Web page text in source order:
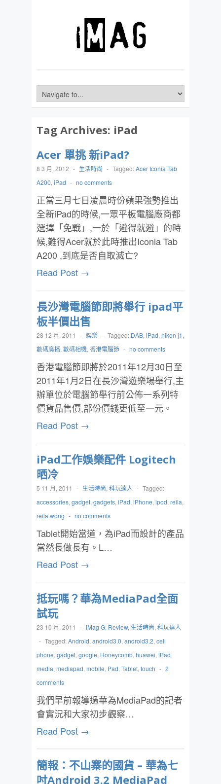
Tag Archives: iPad
Acer 單挑 新iPad?
8 3 月, 2012 - 生活時尚 - Tagged:Acer Iconia Tab
A200, iPad - no comments
正當三月七日凌晨時份蘋果強勢推出
全新iPad的時候,一眾平板電腦廠商都
選擇「免戰」,一於「避得就避」的時
候,難得Acer就於此時推出Iconia Tab
A200 ,到底是否自取滅亡?
Read Post →
長沙灣電腦節即將舉行 ipad平
板半價出售
28 12 月, 2011 - 娛樂 - Tagged: DAB, iPad, nikon j1,
數碼廣播, 數碼相機, 香港電腦節 - no comments
香港電腦節即將於2011年12月30日至
2011年1月2日在長沙灣遊樂場舉行,主
辦單位於電腦節舉行前公佈一系列特
價貨品售價,部份價錢更低至一元。
Read Post →
iPad工作娛樂配件 Logitech
晒冷
5 11 月, 2011 - 生活時尚, 科玩達人 - Tagged:
accessories, gadget, gadgets, iPad, iPhone, ipod, reila,
reila wong - no comments
Tablet開始當道，為iPad而設計的產品
當然長做長有。L…
Read Post →
抵玩嗎？華為MediaPad全面
試玩
23 10 月, 2011 - iMag G. Review, 生活時尚, 科玩達人
- Tagged:Android, android3.0, android3.2, cell
phone, gadget, google, Honeycomb, huawei, iPad,
media, mediapad, mobile, Pad, Tablet, touch - 2
comments
我們早前報導過華為MediaPad的記者
會實況和大家初步觀察…
Read Post →
簡報：不山寨的國貨 – 華為七
吋Android 3.2 MediaPad